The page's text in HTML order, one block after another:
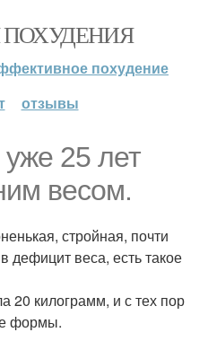
похудение
отзывы
25 лет
весом.
стройная, почти
дефицит веса, есть такое
20 килограмм, и с тех пор
формы.